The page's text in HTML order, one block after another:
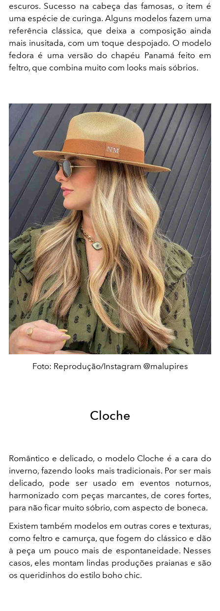
escuros. Sucesso na cabeça das famosas, o item é
uma espécie de curinga. Alguns modelos fazem uma
referência clássica, que deixa a composição ainda
mais inusitada, com um toque despojado. O modelo
fedora é uma versão do chapéu Panamá feito em
feltro, que combina muito com looks mais sóbrios.
Foto: Reprodução/Instagram @malupires
Cloche
Romântico e delicado, o modelo Cloche é a cara do
inverno, fazendo looks mais tradicionais. Por ser mais
delicado, pode ser usado em eventos noturnos,
harmonizado com peças marcantes, de cores fortes,
para não ficar muito sóbrio, com aspecto de boneca.
Existem também modelos em outras cores e texturas,
como feltro e camurça, que fogem do clássico e dão
à peça um pouco mais de espontaneidade. Nesses
casos, eles montam lindas produções praianas e são
os queridinhos do estilo boho chic.